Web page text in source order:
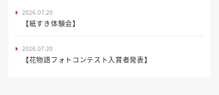
2026.07.20
【紙すき体験会】
2026.07.20
【花物語フォトコンテスト入賞者発表】